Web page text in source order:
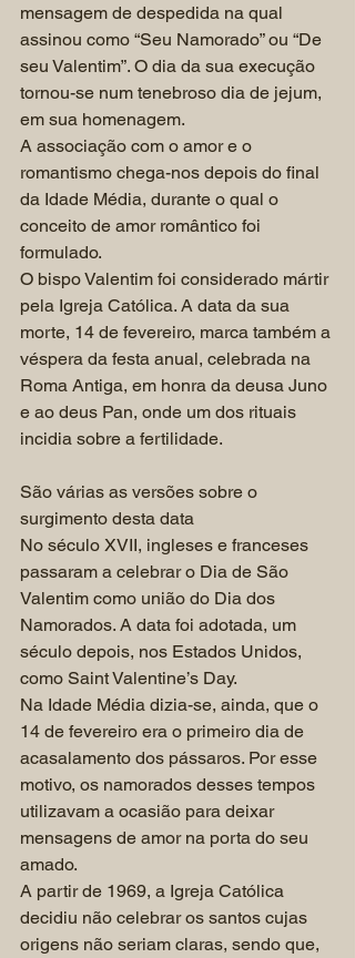
mensagem de despedida na qual
assinou como “Seu Namorado” ou “De
seu Valentim”. O dia da sua execução
tornou-se num tenebroso dia de jejum,
em sua homenagem.
A associação com o amor e o
romantismo chega-nos depois do final
da Idade Média, durante o qual o
conceito de amor romântico foi
formulado.
O bispo Valentim foi considerado mártir
pela Igreja Católica. A data da sua
morte, 14 de fevereiro, marca também a
véspera da festa anual, celebrada na
Roma Antiga, em honra da deusa Juno
e ao deus Pan, onde um dos rituais
incidia sobre a fertilidade.
São várias as versões sobre o
surgimento desta data
No século XVII, ingleses e franceses
passaram a celebrar o Dia de São
Valentim como união do Dia dos
Namorados. A data foi adotada, um
século depois, nos Estados Unidos,
como Saint Valentine’s Day.
Na Idade Média dizia-se, ainda, que o
14 de fevereiro era o primeiro dia de
acasalamento dos pássaros. Por esse
motivo, os namorados desses tempos
utilizavam a ocasião para deixar
mensagens de amor na porta do seu
amado.
A partir de 1969, a Igreja Católica
decidiu não celebrar os santos cujas
origens não seriam claras, sendo que,